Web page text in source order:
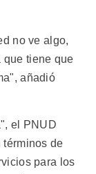
no ve algo,
que tiene que
añadió
el PNUD
términos de
para los